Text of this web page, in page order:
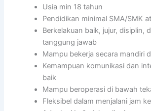
Usia min 18 tahun
Pendidikan minimal SMA/SMK
Berkelakuan baik, jujur, disiplin,
tanggung jawab
Mampu bekerja secara mandiri
Kemampuan komunikasi dan
baik
Mampu beroperasi di bawah
Fleksibel dalam menjalani jam